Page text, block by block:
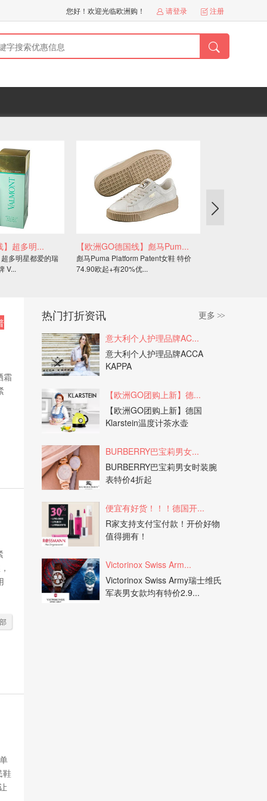
您好！欢迎光临欧洲购！  请登录  注册

】超多明...
超多明星都爱的瑞
V...
【欧洲GO德国线】彪马Pum...
彪马Puma Platform Patent女鞋 特价
74.90欧起+有20%优...

霜
鞋
热门打折资讯 更多 >>
意大利个人护理品牌AC...
意大利个人护理品牌ACCA
KAPPA
​【欧洲GO团购上新】德...
​【欧洲GO团购上新】德国
Klarstein温度计茶水壶
​BURBERRY巴宝莉男女...
​BURBERRY巴宝莉男女时装腕
表特价4折起
便宜有好货！！！德国开...
R家支持支付宝付款！开价好物
值得拥有！
Victorinox Swiss Arm...
Victorinox Swiss Army瑞士维氏
军表男女款均有特价2.9...